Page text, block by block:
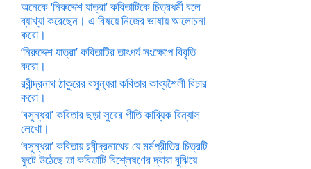
অনেকে ‘নিরুদ্দেশ যাত্রা’ কবিতাটিকে চিত্রধর্মী বলে
ব্যাখ্যা করেছেন। এ বিষয়ে নিজের ভাষায় আলোচনা
করো।
‘নিরুদ্দেশ যাত্রা’ কবিতাটির তাৎপর্য সংক্ষেপে বিবৃতি
করো।
রবীন্দ্রনাথ ঠাকুরের বসুন্ধরা কবিতার কাব্যশৈলী বিচার
করো।
‘বসুন্ধরা’ কবিতার ছড়া সুরের গীতি কাব্যিক বিন্যাস
লেখো।
‘বসুন্ধরা’ কবিতায় রবীন্দ্রনাথের যে মর্মপ্রীতির চিত্রটি
ফুটে উঠেছে তা কবিতাটি বিশ্লেষণের দ্বারা বুঝিয়ে